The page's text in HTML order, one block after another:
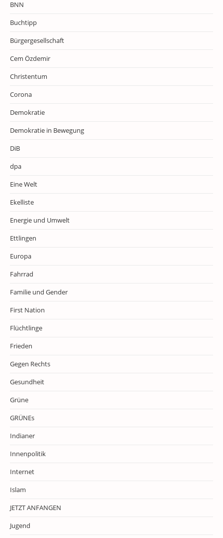
BNN
Buchtipp
Bürgergesellschaft
Cem Özdemir
Christentum
Corona
Demokratie
Demokratie in Bewegung
DiB
dpa
Eine Welt
Ekelliste
Energie und Umwelt
Ettlingen
Europa
Fahrrad
Familie und Gender
First Nation
Flüchtlinge
Frieden
Gegen Rechts
Gesundheit
Grüne
GRÜNEs
Indianer
Innenpolitik
Internet
Islam
JETZT ANFANGEN
Jugend